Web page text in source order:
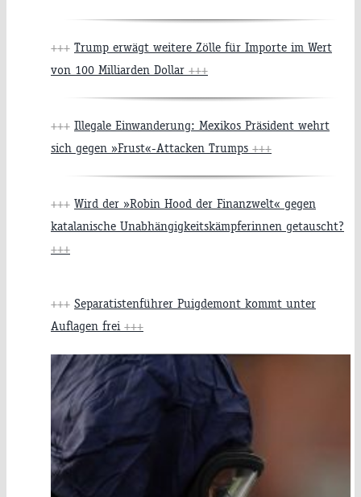
+++ Trump erwägt weitere Zölle für Importe im Wert
von 100 Milliarden Dollar +++
+++ Illegale Einwanderung: Mexikos Präsident wehrt
sich gegen »Frust«-Attacken Trumps +++
+++ Wird der »Robin Hood der Finanzwelt« gegen
katalanische Unabhängigkeitskämpferinnen getauscht?
+++
+++ Separatistenführer Puigdemont kommt unter
Auflagen frei +++